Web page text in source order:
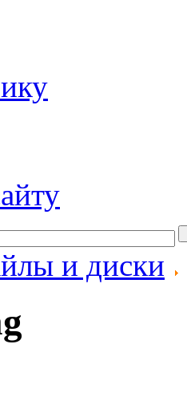
и диски